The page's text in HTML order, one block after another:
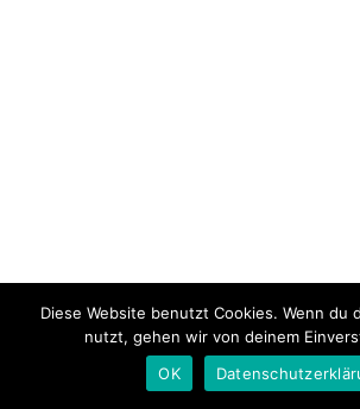
Diese Website benutzt Cookies. Wenn du
nutzt, gehen wir von deinem
OK